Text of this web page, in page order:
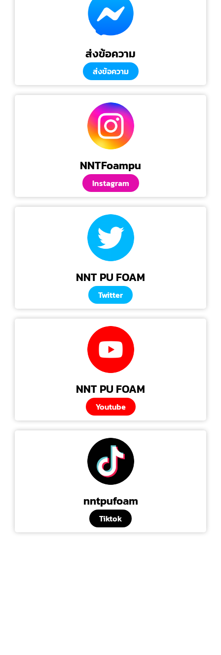
ส่งข้อความ
ส่งข้อความ
NNTFoampu
Instagram
NNT PU FOAM
Twitter
NNT PU FOAM
Youtube
nntpufoam
Tiktok